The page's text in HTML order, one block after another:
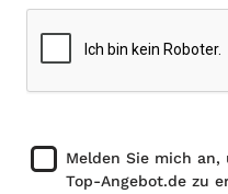
Melden Sie mich
Top-Angebot.de zu